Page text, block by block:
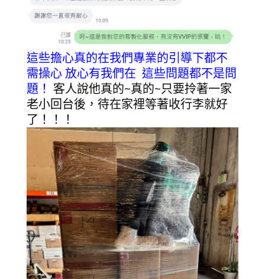
這些擔心真的在我們專業的引導下都不
需操心放心有我們在 這些問題都不是問
題！ 客人說他真的~真的~只要拎著一家
老小回台後，待在家裡等著收行李就好
了！！！